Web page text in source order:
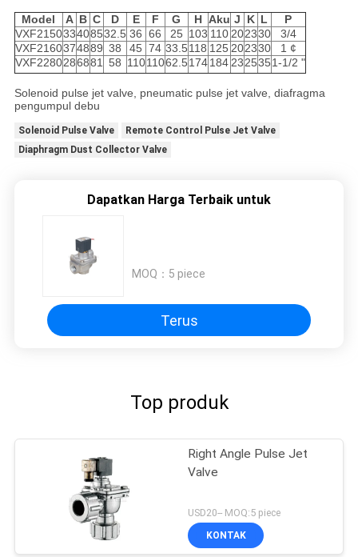
Model A B C D E F G H Aku J K L
P
VXF215033408532.5 36 66 25 103 110202330
3/4
VXF2160374889 38 45 74 33.5118 125 202330
1 ¢
VXF2280286881 58 11011062.51741842325351-1/2 "
Solenoid pulse jet valve, pneumatic pulse jet valve, diafragma
pengumpul debu
Solenoid Pulse Valve
Remote Control Pulse Jet Valve
Diaphragm Dust Collector Valve
Dapatkan Harga Terbaik untuk
MOQ： 5 piece
Terus
Top produk
Right Angle Pulse Jet
Valve
USD20-- MOQ:5 piece
KONTAK